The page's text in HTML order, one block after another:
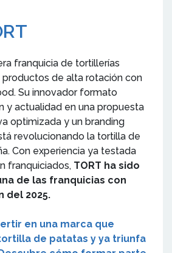
franquicia de tortillerías
productos de alta rotación con
Su innovador formato
y actualidad en una propuesta
optimizada y un branding
revolucionando la tortilla de
Con experiencia ya testada
franquiciados, TORT ha sido
de las franquicias con
del 2025.
en una marca que
de patatas y ya triunfa